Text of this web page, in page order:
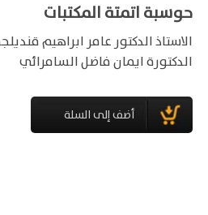
حوسبة اتمتة المكتبات
الاستاذ الدكتور عامر ابراهيم
الدكتورة ايمان فاضل السامرائي